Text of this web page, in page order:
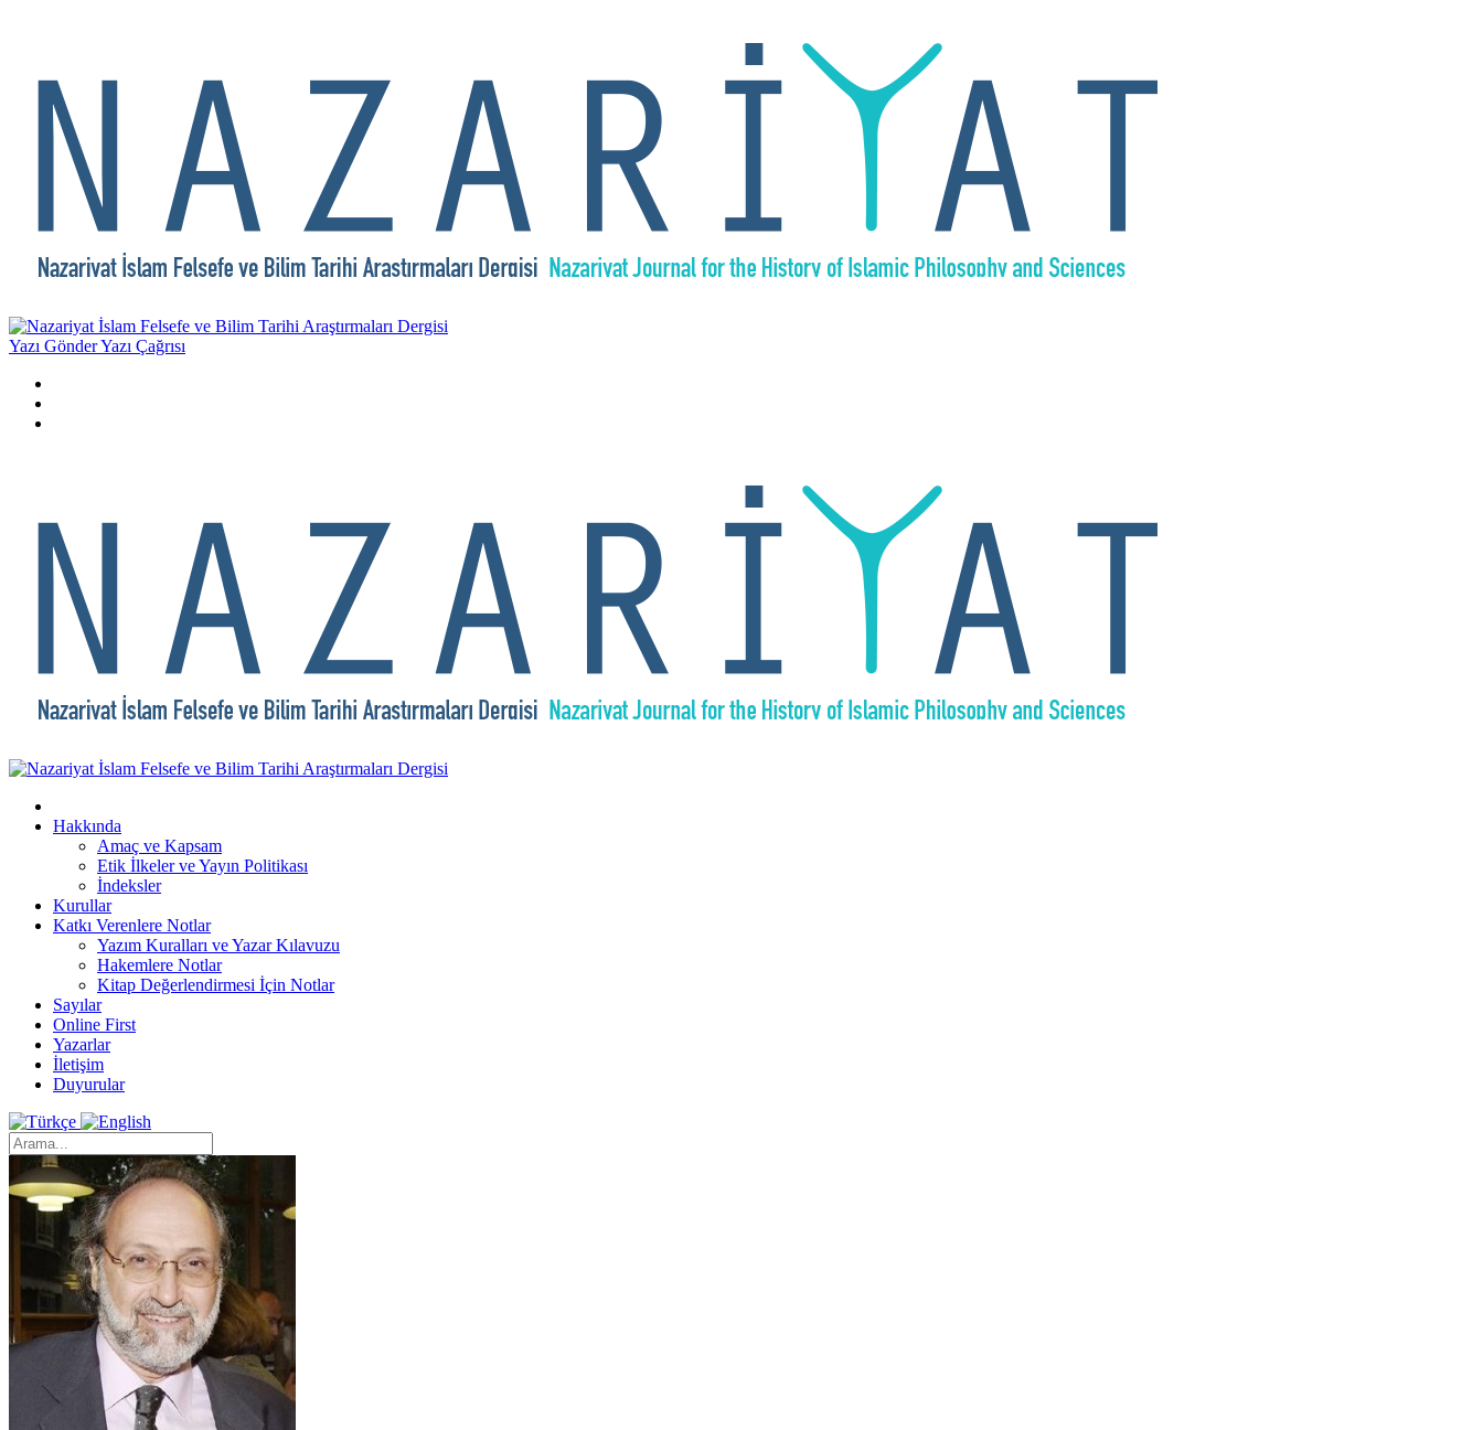
Yazı GönderYazı Çağrısı
Hakkında
Amaç ve Kapsam
Etik İlkeler ve Yayın Politikası
İndeksler
Kurullar
Katkı Verenlere Notlar
Yazım Kuralları ve Yazar Kılavuzu
Hakemlere Notlar
Kitap Değerlendirmesi İçin Notlar
Sayılar
Online First
Yazarlar
İletişim
Duyurular